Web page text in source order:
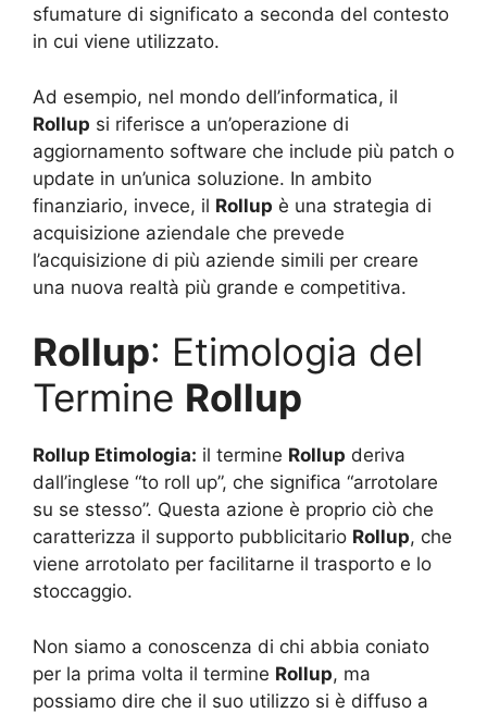
sfumature di significato a seconda del contesto
in cui viene utilizzato.
Ad esempio, nel mondo dell’informatica, il
Rollup si riferisce a un’operazione di
aggiornamento software che include più patch o
update in un’unica soluzione. In ambito
finanziario, invece, il Rollup è una strategia di
acquisizione aziendale che prevede
l’acquisizione di più aziende simili per creare
una nuova realtà più grande e competitiva.
Rollup: Etimologia del
Termine Rollup
Rollup Etimologia: il termine Rollup deriva
dall’inglese “to roll up”, che significa “arrotolare
su se stesso”. Questa azione è proprio ciò che
caratterizza il supporto pubblicitario Rollup, che
viene arrotolato per facilitarne il trasporto e lo
stoccaggio.
Non siamo a conoscenza di chi abbia coniato
per la prima volta il termine Rollup, ma
possiamo dire che il suo utilizzo si è diffuso a